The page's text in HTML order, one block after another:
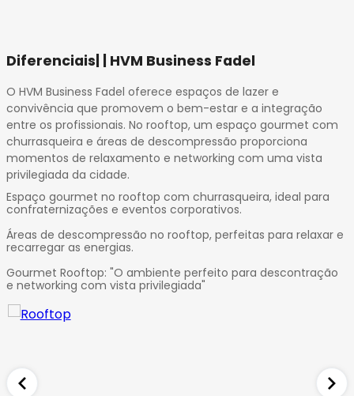
Diferenciais| | HVM Business Fadel
O HVM Business Fadel oferece espaços de lazer e
convivência que promovem o bem-estar e a integração
entre os profissionais. No rooftop, um espaço gourmet com
churrasqueira e áreas de descompressão proporciona
momentos de relaxamento e networking com uma vista
privilegiada da cidade.
Espaço gourmet no rooftop com churrasqueira, ideal para
confraternizações e eventos corporativos.
Áreas de descompressão no rooftop, perfeitas para relaxar e
recarregar as energias.
Gourmet Rooftop: "O ambiente perfeito para descontração
e networking com vista privilegiada"